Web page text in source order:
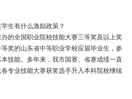
生有什么激励政策？
的全国职业院校技能大赛三等奖及以上奖
奖的山东省中等职业学校应届毕业生，参
技能。多年来，我市国赛、省赛成绩一直
专业技能大赛获奖选手升入本科院校继续